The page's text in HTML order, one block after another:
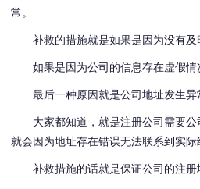
常 。
补救的措施就是如果是因为没有
如果是因为公司的信息存在虚假
最后一种原因就是公司地址发生异
大家都知道，就是注册公司需要
就会因为地址存在错误无法联系到实际
补救措施的话就是保证公司的注